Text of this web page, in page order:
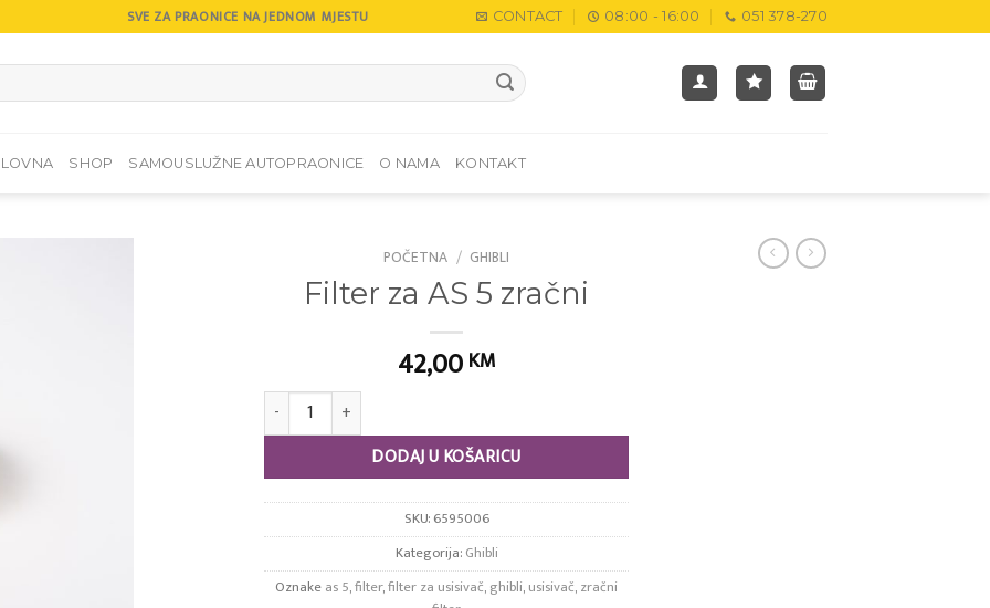
SVE ZA PRAONICE NA JEDNOM MJESTU CONTACT 08:00 - 16:00 051 378-270
SHOP SAMOUSLUŽNE AUTOPRAONICE O NAMA KONTAKT
POČETNA / GHIBLI
Filter za AS 5 zračni
42,00 KM
Filter za AS 5 zračni količina
DODAJ U KOŠARICU
SKU:6595006
Kategorija:Ghibli
Oznakeas 5,filter,filter za usisivač,ghibli,usisivač,zračni